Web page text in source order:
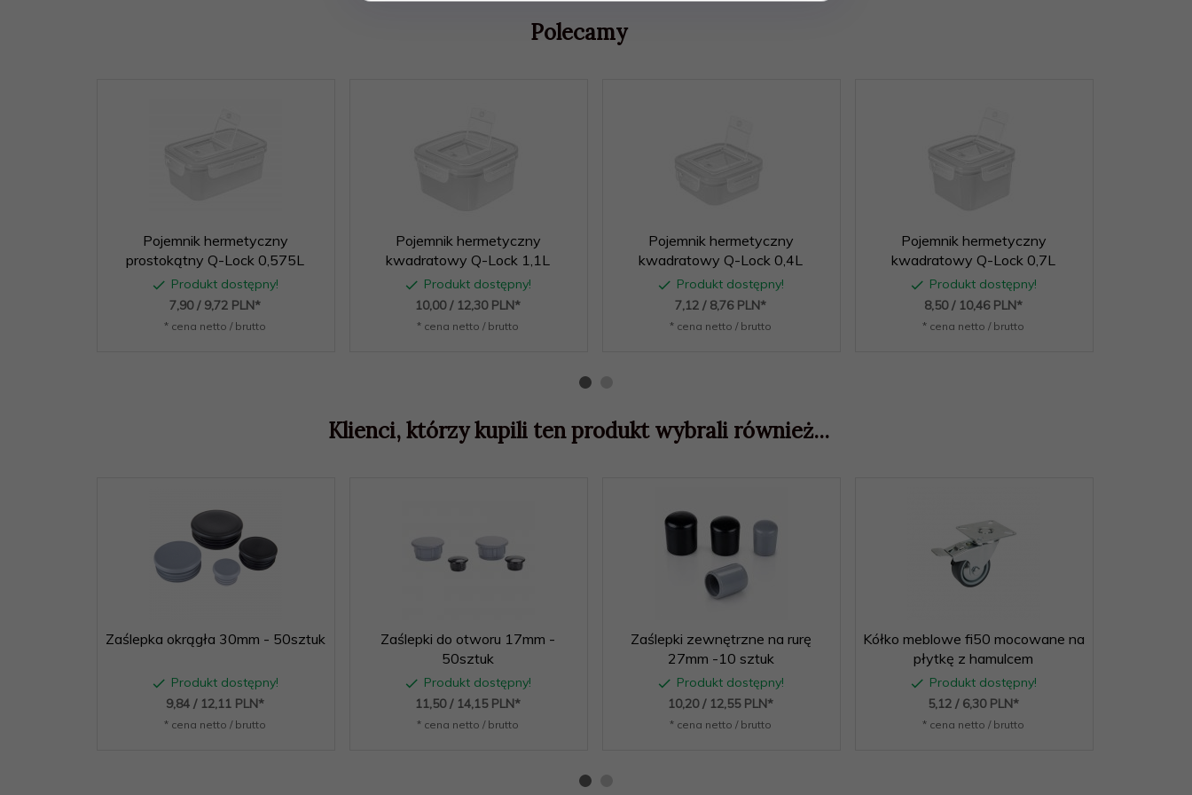
Polecamy
Pojemnik hermetyczny
prostokątny Q-Lock 0,575L
Produkt dostępny!
7,90 / 9,72 PLN*
* cena netto / brutto
Pojemnik hermetyczny
kwadratowy Q-Lock 1,1L
Produkt dostępny!
10,00 / 12,30 PLN*
* cena netto / brutto
Pojemnik hermetyczny
kwadratowy Q-Lock 0,4L
Produkt dostępny!
7,12 / 8,76 PLN*
* cena netto / brutto
Pojemnik hermetyczny
kwadratowy Q-Lock 0,7L
Produkt dostępny!
8,50 / 10,46 PLN*
* cena netto / brutto
Klienci, którzy kupili ten produkt wybrali również...
Zaślepka okrągła 30mm - 50sztuk
Produkt dostępny!
9,84 / 12,11 PLN*
* cena netto / brutto
Zaślepki do otworu 17mm -
50sztuk
Produkt dostępny!
11,50 / 14,15 PLN*
* cena netto / brutto
Zaślepki zewnętrzne na rurę
27mm -10 sztuk
Produkt dostępny!
10,20 / 12,55 PLN*
* cena netto / brutto
Kółko meblowe fi50 mocowane na
płytkę z hamulcem
Produkt dostępny!
5,12 / 6,30 PLN*
* cena netto / brutto